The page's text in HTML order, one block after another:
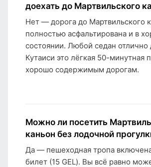
доехать до Мартвильского
Нет — дорога до Мартвильского
полностью асфальтирована и в
состоянии. Любой седан отлично
Кутаиси это лёгкая 50-минутная
хорошо содержимым дорогам.
Можно ли посетить
каньон без лодочной
Да — пешеходная тропа
билет (15 GEL). Вы всё равно